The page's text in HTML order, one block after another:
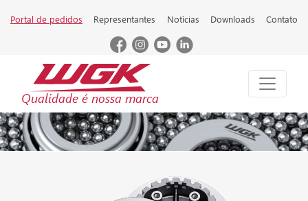
Portal de pedidos Representantes Notícias Downloads Contato
Qualidade é nossa marca